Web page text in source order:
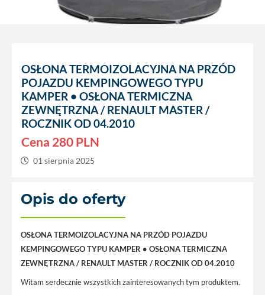
OSŁONA TERMOIZOLACYJNA NA PRZÓD
POJAZDU KEMPINGOWEGO TYPU
KAMPER • OSŁONA TERMICZNA
ZEWNĘTRZNA / RENAULT MASTER /
ROCZNIK OD 04.2010
Cena 280 PLN
01 sierpnia 2025
Opis do oferty
OSŁONA TERMOIZOLACYJNA NA PRZÓD POJAZDU
KEMPINGOWEGO TYPU KAMPER • OSŁONA TERMICZNA
ZEWNĘTRZNA / RENAULT MASTER / ROCZNIK OD 04.2010
Witam serdecznie wszystkich zainteresowanych tym produktem.